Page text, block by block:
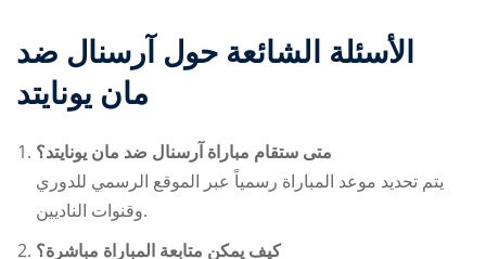
الأسئلة الشائعة حول آرسنال ضد
مان يونايتد
متى ستقام مباراة آرسنال ضد مان يونايتد؟
يتم تحديد موعد المباراة رسمياً عبر الموقع الرسمي للدوري
وقنوات الناديين.
كيف يمكن متابعة المباراة مباشرة؟